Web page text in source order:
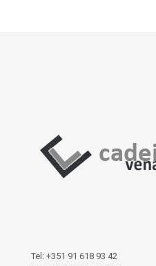
Tel: +351 91 618 93 42